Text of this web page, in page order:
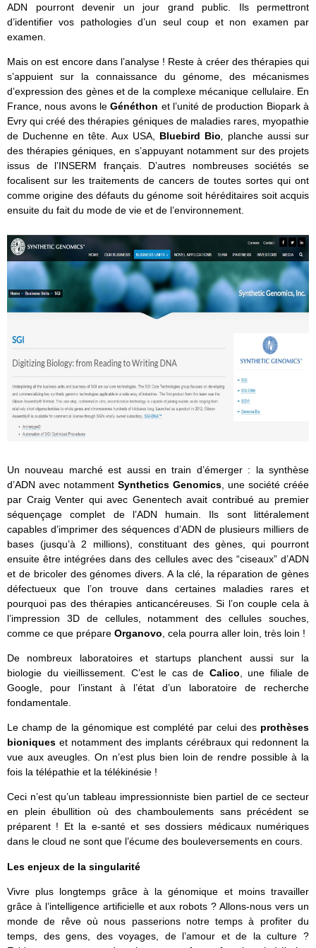
ADN pourront devenir un jour grand public. Ils permettront
d’identifier vos pathologies d’un seul coup et non examen par
examen.
Mais on est encore dans l’analyse ! Reste à créer des thérapies qui
s’appuient sur la connaissance du génome, des mécanismes
d’expression des gènes et de la complexe mécanique cellulaire. En
France, nous avons leGénéthon et l’unité de production Biopark à
Evry qui créé des thérapies géniques de maladies rares, myopathie
de Duchenne en tête. Aux USA, Bluebird Bio
planche aussi sur
des thérapies géniques, en s’appuyant notamment sur des projets
issus de l’INSERM français. D’autres nombreuses sociétés se
focalisent sur les traitements de cancers de toutes sortes qui ont
comme origine des défauts du génome soit héréditaires soit acquis
ensuite du fait du mode de vie et de l’environnement.
Un nouveau marché est aussi en train d’émerger : la synthèse
d’ADN avec notamment Synthetics Genomics , une société créée
par Craig Venter qui avec Genentech avait contribué au premier
séquençage complet de l’ADN humain. Ils sont littéralement
capables d’imprimer des séquences d’ADN de plusieurs milliers de
bases (jusqu’à 2 millions), constituant des gènes, qui pourront
ensuite être intégrées dans des cellules avec des “ciseaux” d’ADN
et de bricoler des génomes divers. A la clé, la réparation de gènes
défectueux que l’on trouve dans certaines maladies rares et
pourquoi pas des thérapies anticancéreuses. Si l’on couple cela à
l’impression 3D de cellules, notamment des cellules souches,
comme ce que prépare Organovo , cela pourra aller loin, très loin !
De nombreux laboratoires et startups planchent aussi sur la
biologie du vieillissement. C’est le cas de Calico, une filiale de
Google, pour l’instant à l’état d’un laboratoire de recherche
fondamentale.
Le champ de la génomique est complété par celui des prothèses
bioniques et notamment des implants cérébraux qui redonnent la
vue aux aveugles. On n’est plus bien loin de rendre possible à la
fois la télépathie et la télékinésie !
Ceci n’est qu’un tableau impressionniste bien partiel de ce secteur
en plein ébullition où des chamboulements sans précédent se
préparent ! Et la e-santé et ses dossiers médicaux numériques
dans le cloud ne sont que l’écume des bouleversements en cours.
Les enjeux de la singularité
Vivre plus longtemps grâce à la génomique et moins travailler
grâce à l’intelligence artificielle et aux robots ? Allons-nous vers un
monde de rêve où nous passerions notre temps à profiter du
temps, des gens, des voyages, de l’amour et de la culture ?